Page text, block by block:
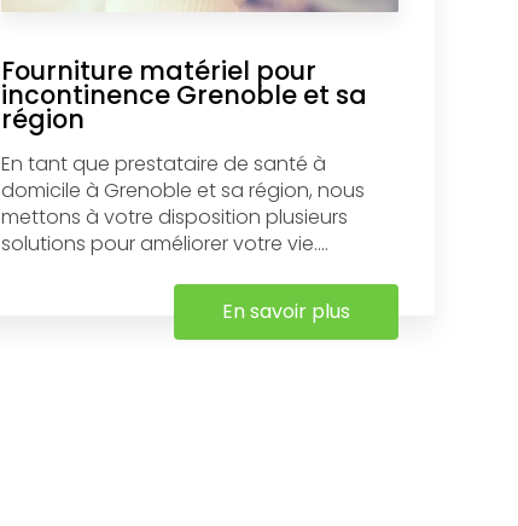
Fourniture matériel pour
incontinence Grenoble et sa
région
En tant que prestataire de santé à
domicile à Grenoble et sa région, nous
mettons à votre disposition plusieurs
solutions pour améliorer votre vie....
En savoir plus